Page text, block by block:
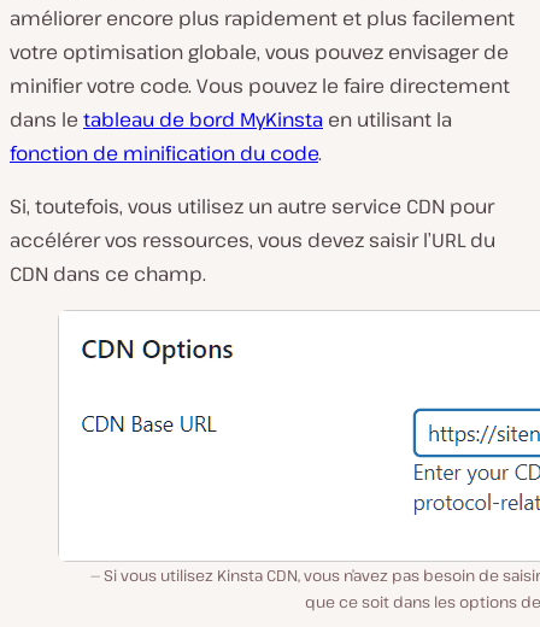
améliorer encore plus rapidement et plus facilement
votre optimisation globale, vous pouvez envisager de
minifier votre code. Vous pouvez le faire directement
dans le tableau de bord MyKinsta en utilisant la
fonction de minification du code.
Si, toutefois, vous utilisez un autre service CDN pour
accélérer vos ressources, vous devez saisir l’URL du
CDN dans ce champ.
Si vous utilisez Kinsta CDN, vous n’avez pas besoin de
que ce soit dans les options de